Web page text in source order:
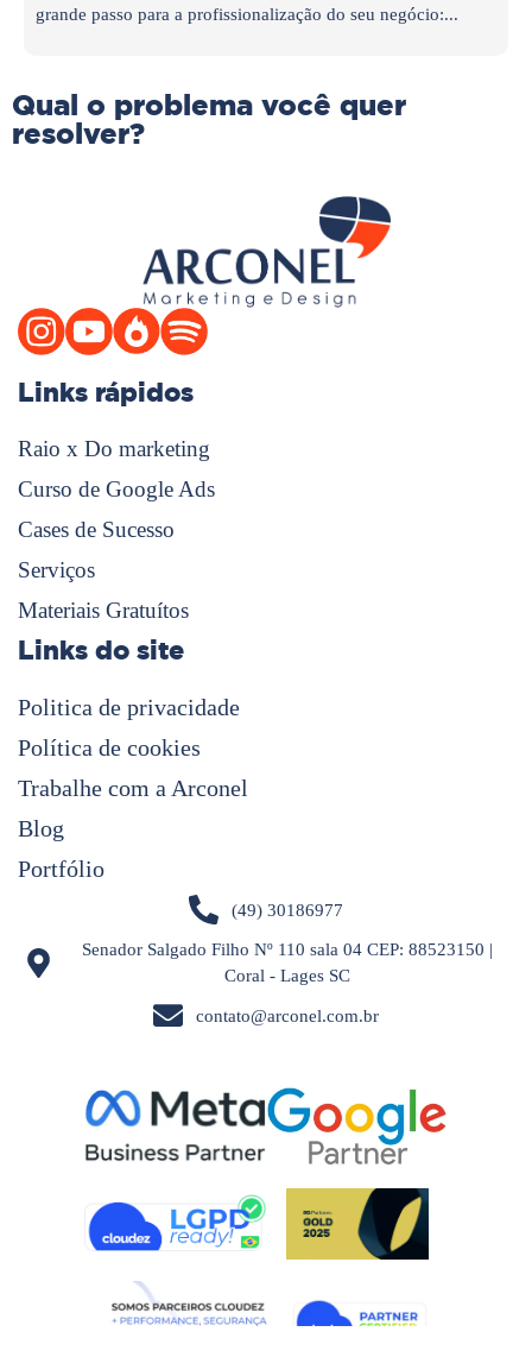
grande passo para a profissionalização do seu negócio:...
Qual o problema você quer
resolver?
Links rápidos
Raio x Do marketing
Curso de Google Ads
Cases de Sucesso
Serviços
Materiais Gratuítos
Links do site
Politica de privacidade
Política de cookies
Trabalhe com a Arconel
Blog
Portfólio
(49) 30186977
Senador Salgado Filho Nº 110 sala 04 CEP: 88523150 |
Coral - Lages SC
contato@arconel.com.br